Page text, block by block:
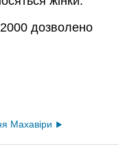
дозволено
Махавіри